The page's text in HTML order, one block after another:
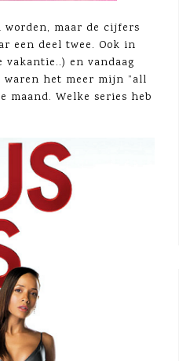
maar de cijfers
een deel twee. Ook in
vakantie..) en vandaag
het meer mijn ”all
maand. Welke series heb